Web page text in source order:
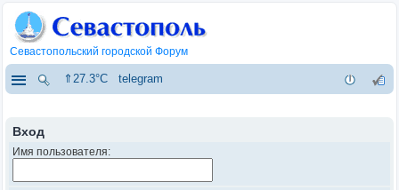
Севастопольский городской Форум
⇑27.3°C telegram
Вход
Имя пользователя: